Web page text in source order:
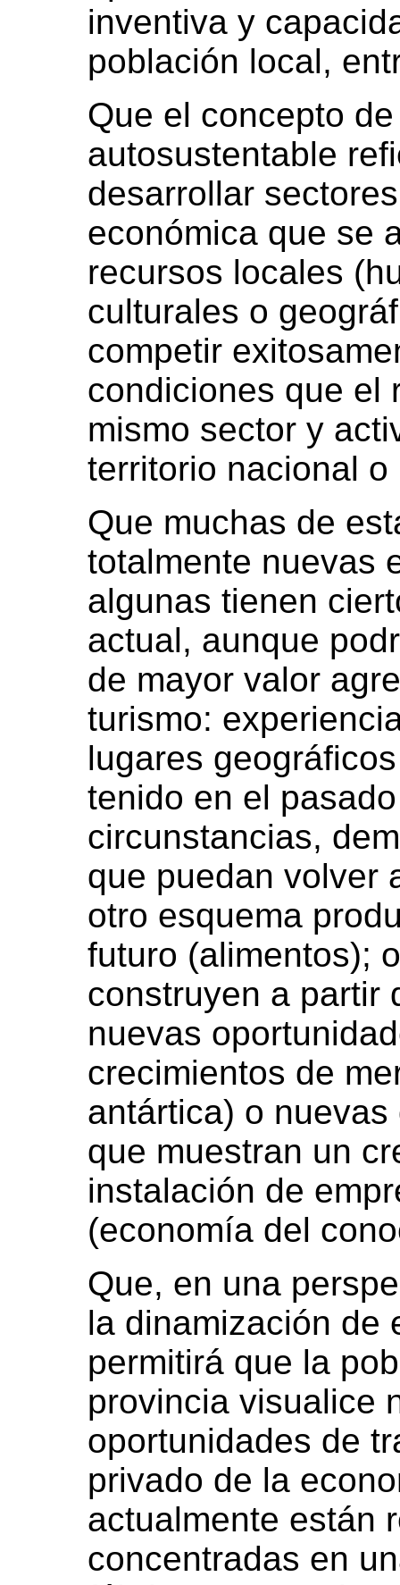
inventiva y
población local,
Que el concepto
autosustentable
desarrollar
económica que se
recursos locales
culturales o
competir
condiciones que el
mismo sector y
territorio nacional
Que muchas de
totalmente nuevas
algunas tienen
actual, aunque
de mayor valor
turismo:
lugares
tenido en el
circunstancias,
que puedan volver
otro esquema
futuro (alimentos);
construyen a partir
nuevas
crecimientos de
antártica) o
que muestran un
instalación de
(economía del
Que, en una
la dinamización de
permitirá que la
provincia visualice
oportunidades de
privado de la
actualmente están
concentradas en